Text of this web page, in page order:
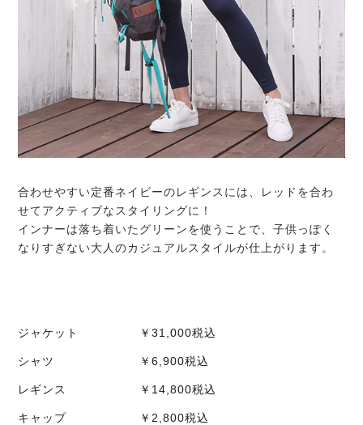
合わせやすい定番ネイビーのレギンスには、レッドを合わ
せてアクティブなスタイリングに！
インナーは落ち着いたグリーンを使うことで、子供っぽく
なりすぎない大人のカジュアルスタイルが仕上がります。
ジャケット ￥31,000税込
シャツ ￥6,900税込
レギンス ￥14,800税込
キャップ ￥2,800税込